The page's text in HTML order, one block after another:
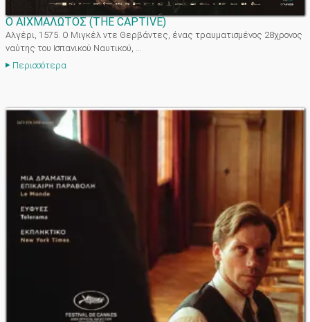
Ο ΑΙΧΜΑΛΩΤΟΣ(THE CAPTIVE)
Αλγέρι, 1575. Ο Μιγκέλ ντε Θερβάντες, ένας τραυματισμένος 28χρονος
ναύτης του Ισπανικού Ναυτικού, ...
Περισσότερα